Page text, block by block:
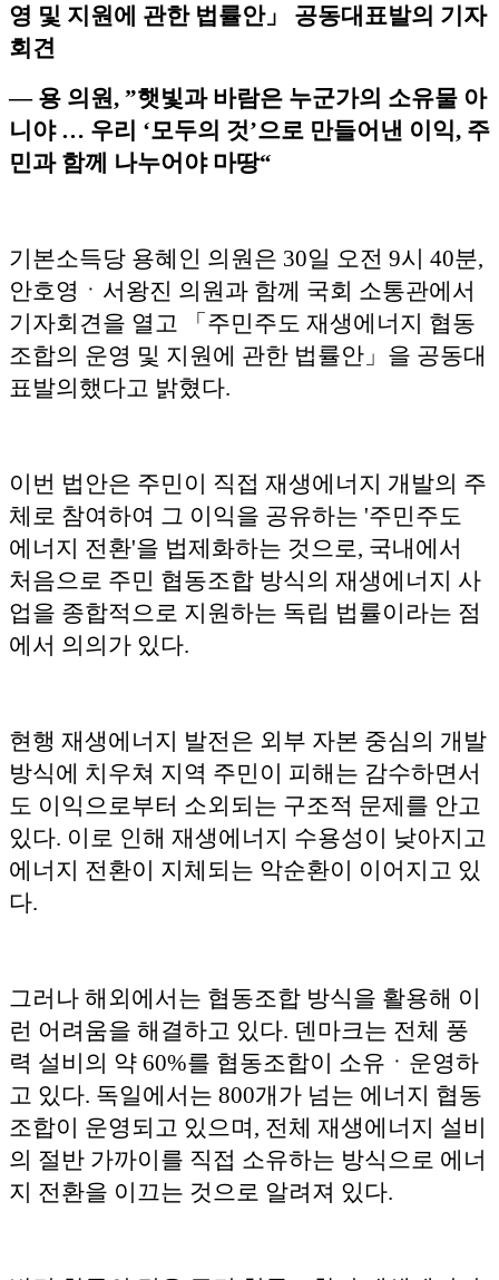
영 및 지원에 관한 법률안」 공동대표발의 기자
회견
― 용 의원, ”햇빛과 바람은 누군가의 소유물 아
니야 … 우리 ‘모두의 것’으로 만들어낸 이익, 주
민과 함께 나누어야 마땅“
기본소득당 용혜인 의원은 30일 오전 9시 40분,
안호영ㆍ서왕진 의원과 함께 국회 소통관에서
기자회견을 열고 「주민주도 재생에너지 협동
조합의 운영 및 지원에 관한 법률안」을 공동대
표발의했다고 밝혔다.
이번 법안은 주민이 직접 재생에너지 개발의 주
체로 참여하여 그 이익을 공유하는 '주민주도
에너지 전환'을 법제화하는 것으로, 국내에서
처음으로 주민 협동조합 방식의 재생에너지 사
업을 종합적으로 지원하는 독립 법률이라는 점
에서 의의가 있다.
현행 재생에너지 발전은 외부 자본 중심의 개발
방식에 치우쳐 지역 주민이 피해는 감수하면서
도 이익으로부터 소외되는 구조적 문제를 안고
있다. 이로 인해 재생에너지 수용성이 낮아지고
에너지 전환이 지체되는 악순환이 이어지고 있
다.
그러나 해외에서는 협동조합 방식을 활용해 이
런 어려움을 해결하고 있다. 덴마크는 전체 풍
력 설비의 약 60%를 협동조합이 소유ㆍ운영하
고 있다. 독일에서는 800개가 넘는 에너지 협동
조합이 운영되고 있으며, 전체 재생에너지 설비
의 절반 가까이를 직접 소유하는 방식으로 에너
지 전환을 이끄는 것으로 알려져 있다.